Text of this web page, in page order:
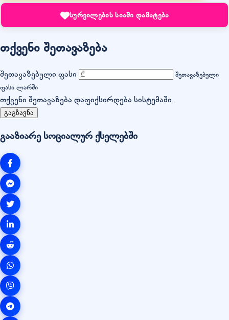
სურვილების სიაში დამატება
თქვენი შეთავაზება
შეთავაზებული ფასი
შეთავაზებული
ფასი ლარში
თქვენი შეთავაზება დაფიქსირდება სისტემაში.
გაგზავნა
გააზიარე სოციალურ ქსელებში